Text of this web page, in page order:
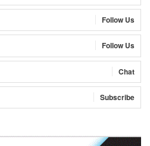
Follow Us
Follow Us
Chat
Subscribe